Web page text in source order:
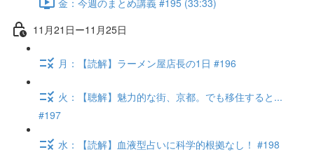
11月21日ー11月25日
月：【読解】ラーメン屋店長の1日 #196
火：【聴解】魅力的な街、京都。でも移住すると...
#197
水：【読解】血液型占いに科学的根拠なし！ #198